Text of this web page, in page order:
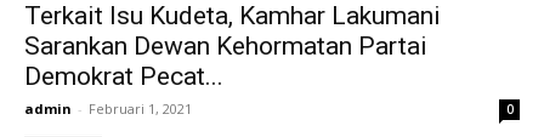
Terkait Isu Kudeta, Kamhar Lakumani
Sarankan Dewan Kehormatan Partai
Demokrat Pecat...
admin - Februari 1, 2021 0